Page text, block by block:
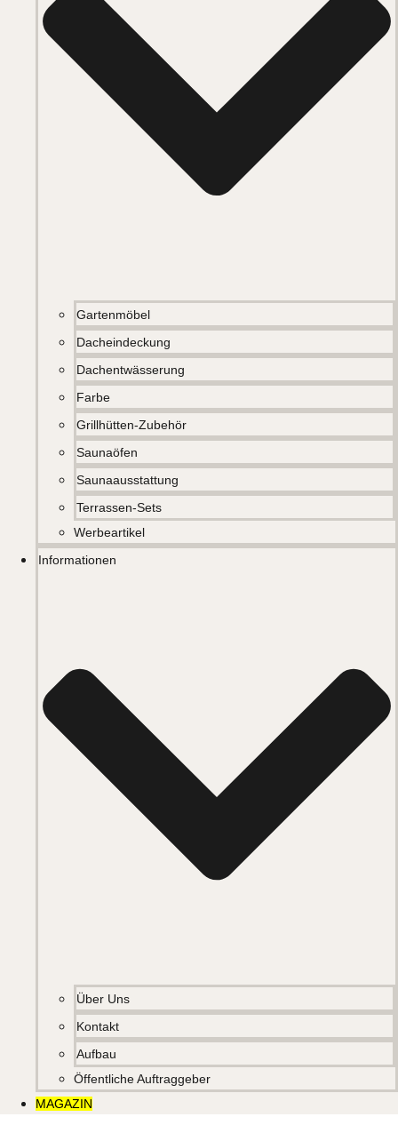
Gartenmöbel
Dacheindeckung
Dachentwässerung
Farbe
Grillhütten-Zubehör
Saunaöfen
Saunaausstattung
Terrassen-Sets
Werbeartikel
Informationen
Über Uns
Kontakt
Aufbau
Öffentliche Auftraggeber
MAGAZIN